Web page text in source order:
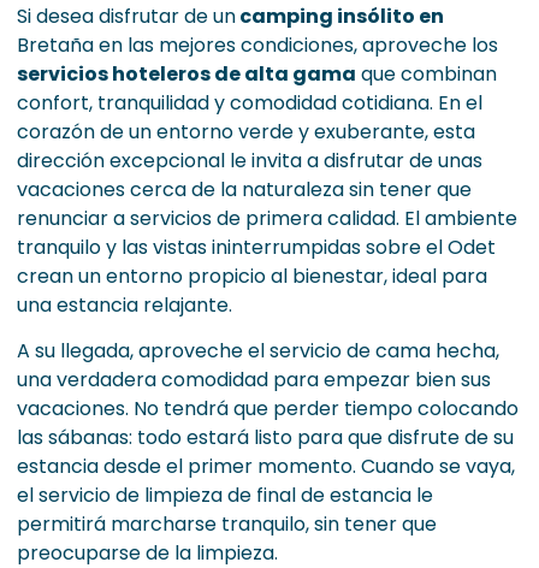
Si desea disfrutar de uncamping insólito en
Bretaña en las mejores condiciones, aproveche los
servicios hoteleros de alta gama que combinan
confort, tranquilidad y comodidad cotidiana. En el
corazón de un entorno verde y exuberante, esta
dirección excepcional le invita a disfrutar de unas
vacaciones cerca de la naturaleza sin tener que
renunciar a servicios de primera calidad. El ambiente
tranquilo y las vistas ininterrumpidas sobre el Odet
crean un entorno propicio al bienestar, ideal para
una estancia relajante.
A su llegada, aproveche el servicio de cama hecha,
una verdadera comodidad para empezar bien sus
vacaciones. No tendrá que perder tiempo colocando
las sábanas: todo estará listo para que disfrute de su
estancia desde el primer momento. Cuando se vaya,
el servicio de limpieza de final de estancia le
permitirá marcharse tranquilo, sin tener que
preocuparse de la limpieza.